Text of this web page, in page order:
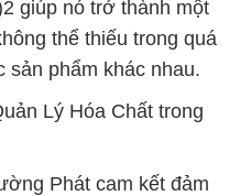
giúp nó trở thành một
thể thiếu trong quá
sản phẩm khác nhau.
Lý Hóa Chất trong
Phát cam kết đảm